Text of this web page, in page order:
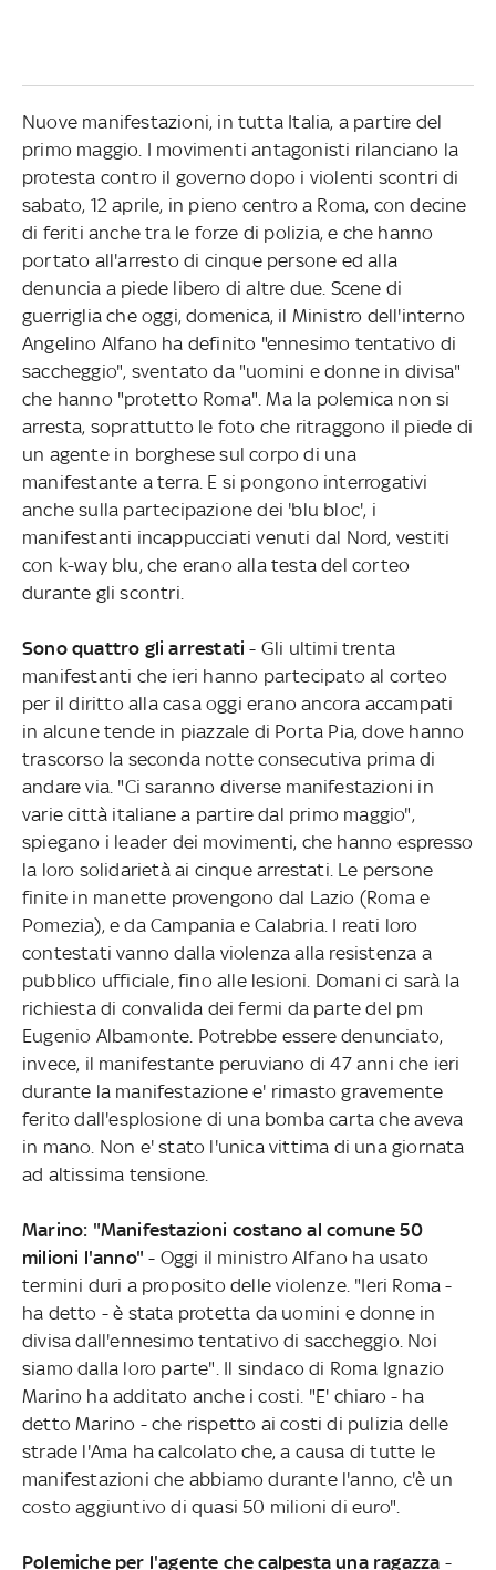
Nuove manifestazioni, in tutta Italia, a partire del
primo maggio. I movimenti antagonisti rilanciano la
protesta contro il governo dopo i violenti scontri di
sabato, 12 aprile, in pieno centro a Roma, con decine
di feriti anche tra le forze di polizia, e che hanno
portato all'arresto di cinque persone ed alla
denuncia a piede libero di altre due. Scene di
guerriglia che oggi, domenica, il Ministro dell'interno
Angelino Alfano ha definito "ennesimo tentativo di
saccheggio", sventato da "uomini e donne in divisa"
che hanno "protetto Roma". Ma la polemica non si
arresta, soprattutto le foto che ritraggono il piede di
un agente in borghese sul corpo di una
manifestante a terra. E si pongono interrogativi
anche sulla partecipazione dei 'blu bloc', i
manifestanti incappucciati venuti dal Nord, vestiti
con k-way blu, che erano alla testa del corteo
durante gli scontri.
Sono quattro gli arrestati - Gli ultimi trenta
manifestanti che ieri hanno partecipato al corteo
per il diritto alla casa oggi erano ancora accampati
in alcune tende in piazzale di Porta Pia, dove hanno
trascorso la seconda notte consecutiva prima di
andare via. "Ci saranno diverse manifestazioni in
varie città italiane a partire dal primo maggio",
spiegano i leader dei movimenti, che hanno espresso
la loro solidarietà ai cinque arrestati. Le persone
finite in manette provengono dal Lazio (Roma e
Pomezia), e da Campania e Calabria. I reati loro
contestati vanno dalla violenza alla resistenza a
pubblico ufficiale, fino alle lesioni. Domani ci sarà la
richiesta di convalida dei fermi da parte del pm
Eugenio Albamonte. Potrebbe essere denunciato,
invece, il manifestante peruviano di 47 anni che ieri
durante la manifestazione e' rimasto gravemente
ferito dall'esplosione di una bomba carta che aveva
in mano. Non e' stato l'unica vittima di una giornata
ad altissima tensione.
Marino: "Manifestazioni costano al comune 50
milioni l'anno" - Oggi il ministro Alfano ha usato
termini duri a proposito delle violenze. "Ieri Roma -
ha detto - è stata protetta da uomini e donne in
divisa dall'ennesimo tentativo di saccheggio. Noi
siamo dalla loro parte". Il sindaco di Roma Ignazio
Marino ha additato anche i costi. "E' chiaro - ha
detto Marino - che rispetto ai costi di pulizia delle
strade l'Ama ha calcolato che, a causa di tutte le
manifestazioni che abbiamo durante l'anno, c'è un
costo aggiuntivo di quasi 50 milioni di euro".
Polemiche per l'agente che calpesta una ragazza -